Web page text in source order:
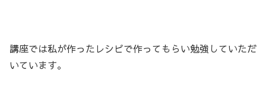
講座では私が作ったレシピで作ってもらい勉強していただ
いています。